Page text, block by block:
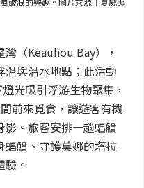
（Keauhou Bay），
潛與潛水地點；此活動
光吸引浮游生物聚集，
前來覓食，讓遊客有機
影。旅客安排一趟蝠鱝
蝠鱝、守護莫娜的塔拉
。